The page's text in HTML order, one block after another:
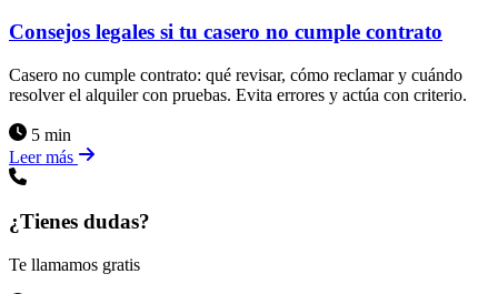
Consejos legales si tu casero no cumple contrato
Casero no cumple contrato: qué revisar, cómo reclamar y cuándo
resolver el alquiler con pruebas. Evita errores y actúa con criterio.
5 min
Leer más
¿Tienes dudas?
Te llamamos gratis